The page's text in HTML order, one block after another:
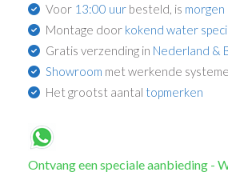
Voor 13:00 uur besteld, is morgen
Montage door kokend water
Gratis verzending in Nederland &
Showroom met werkende
Het grootst aantal topmerken
Ontvang een speciale aanbieding -